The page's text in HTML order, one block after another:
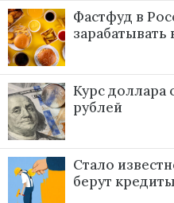
Фастфуд в
зарабатывать
Курс доллара
рублей
Стало
берут кредиты